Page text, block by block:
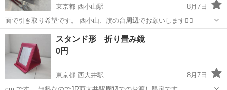
東京都 西小山駅
8月7日
面で引き取り希望です。 西小山、旗の台周辺でお願いします🙇‍♀️
東京 目黒区 西小山駅 食器
スタンド形 折り畳み鏡
0円
東京都 西大井駅
8月7日